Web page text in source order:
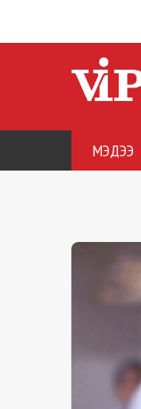
МЭДЭЭ